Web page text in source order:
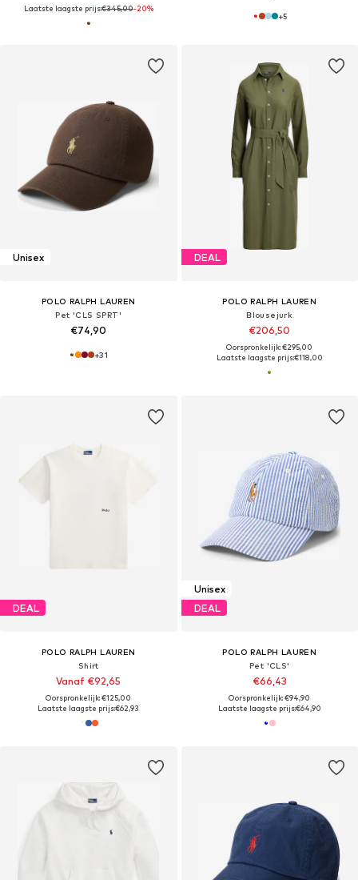
Laatste laagste prijs:€345,00-20%
+5
Unisex
POLO RALPH LAUREN
Pet 'CLS SPRT'
€74,90
+31
DEAL
POLO RALPH LAUREN
Blousejurk
€206,50
Oorspronkelijk: €295,00
Laatste laagste prijs:€118,00
DEAL
POLO RALPH LAUREN
Shirt
Vanaf €92,65
Oorspronkelijk: €125,00
Laatste laagste prijs:€62,93
Unisex
DEAL
POLO RALPH LAUREN
Pet 'CLS'
€66,43
Oorspronkelijk: €94,90
Laatste laagste prijs:€64,90